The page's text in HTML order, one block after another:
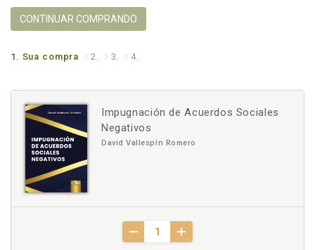
CONTINUAR COMPRANDO
1. Sua compra 2. 3. 4.
Impugnación de Acuerdos Sociales
Negativos
David Vallespín Romero